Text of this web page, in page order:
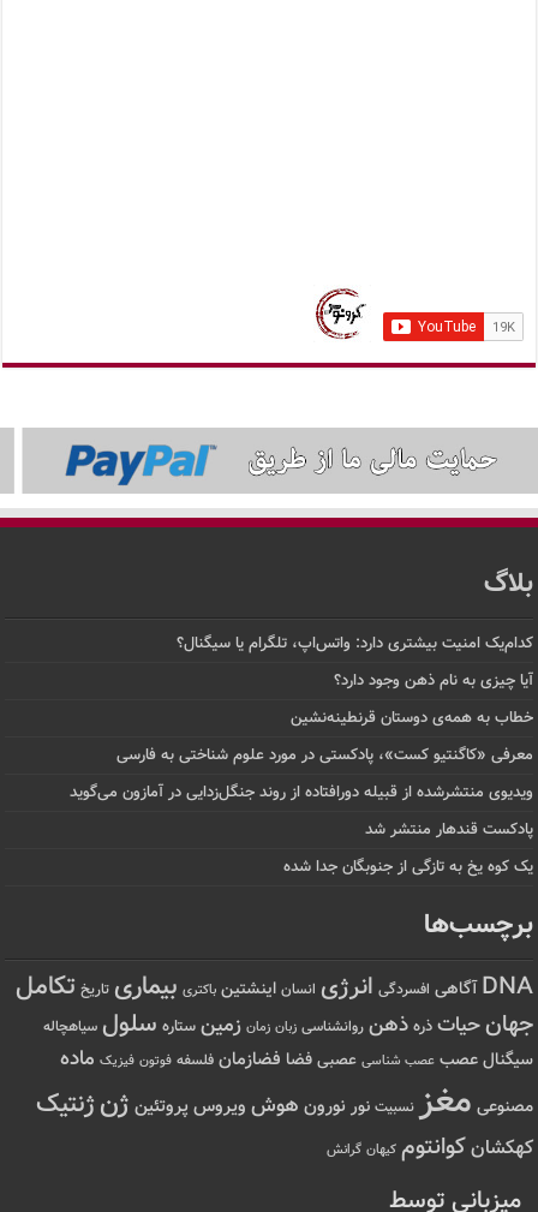
بلاگ
کدام‌یک امنیت بیشتری دارد: واتس‌اپ، تلگرام یا سیگنال؟
آیا چیزی به نام ذهن وجود دارد؟
خطاب به همه‌ی دوستان قرنطینه‌نشین
معرفی «کاگنتیو کست»، پادکستی در مورد علوم شناختی به فارسی
ویدیوی منتشرشده از قبیله دورافتاده‌ از روند جنگل‌زدایی در آمازون می‌گوید
پادکست قندهار منتشر شد
یک کوه یخ به تازگی از جنوبگان جدا شده
برچسب‌ها
DNA آگاهی افسردگی انرژی انسان اینشتین باکتری بیماری تاریخ تکامل
جهانحیات ذره ذهن روانشناسی زبان زمان زمین ستاره سلول سیاهچاله
سیگنال عصب عصب شناسی عصبی فضا فضازمان فلسفه فوتون فیزیک ماده
مصنوعی مغز نسبیت نور نورون هوش ویروس پروتئین ژنژنتیک
کهکشانکوانتوم کیهان گرانش
میزبانی توسط